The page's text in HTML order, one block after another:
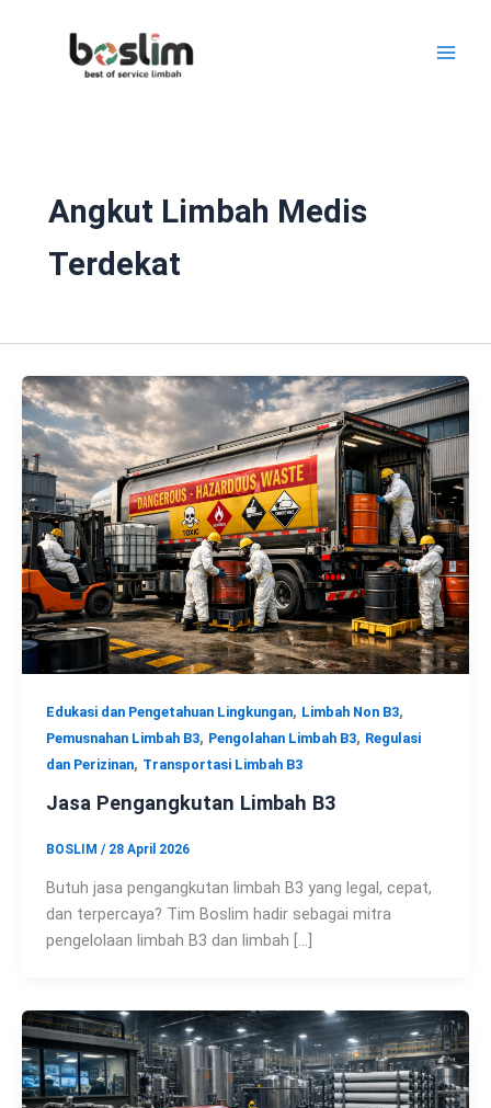
Angkut Limbah Medis
Terdekat
Edukasi dan Pengetahuan Lingkungan, Limbah Non B3,
Pemusnahan Limbah B3, Pengolahan Limbah B3, Regulasi
dan Perizinan, Transportasi Limbah B3
Jasa Pengangkutan Limbah B3
BOSLIM / 28 April 2026
Butuh jasa pengangkutan limbah B3 yang legal, cepat,
dan terpercaya? Tim Boslim hadir sebagai mitra
pengelolaan limbah B3 dan limbah […]